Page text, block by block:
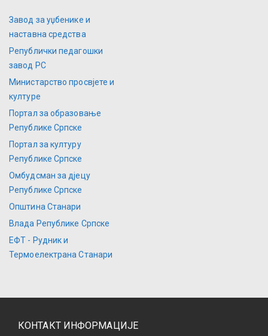
Завод за уџбенике и
наставна средства
Републички педагошки
завод РС
Министарство просвјете и
културе
Портал за образовање
Републике Српске
Портал за културу
Републике Српске
Омбудсман за дјецу
Републике Српске
Општина Станари
Влада Републике Српске
ЕФТ - Рудник и
Термоелектрана Станари
КОНТАКТ ИНФОРМАЦИЈЕ